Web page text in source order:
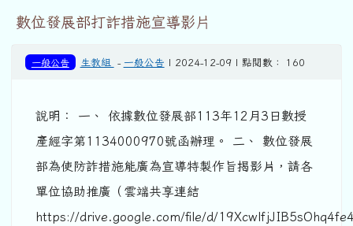
數位發展部打詐措施宣導影片
一般公告 生教組 - 一般公告 | 2024-12-09 | 點閱數： 160
說明： 一、 依據數位發展部113年12月3日數授
產經字第1134000970號函辦理。 二、 數位發展
部為使防詐措施能廣為宣導特製作旨揭影片，請各
單位協助推廣（雲端共享連結
https://drive.google.com/file/d/